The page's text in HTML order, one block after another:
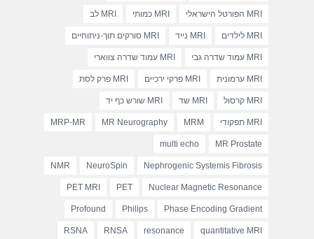
MRI הפורטל הישראלי MRI כמותי MRI לב
MRI לילדים MRI נייד MRI סורקים תוך-ניתוחיים
MRI עמוד שדרה גבי MRI עמוד שדרה צווארי
MRI ערמונית MRI פרקי ירכיים MRI פרק לסת
MRI קרסול MRI שד MRI שורש כף יד
MRI תפקודי MRM
MR Neurography
MRP-MR
MR Prostate
multi echo
Nephrogenic Systemis Fibrosis
NeuroSpin
NMR
Nuclear Magnetic Resonance
PET
PET MRI
Phase Encoding Gradient
Philips
Profound
quantitative MRI
resonance
RNSA
RSNA